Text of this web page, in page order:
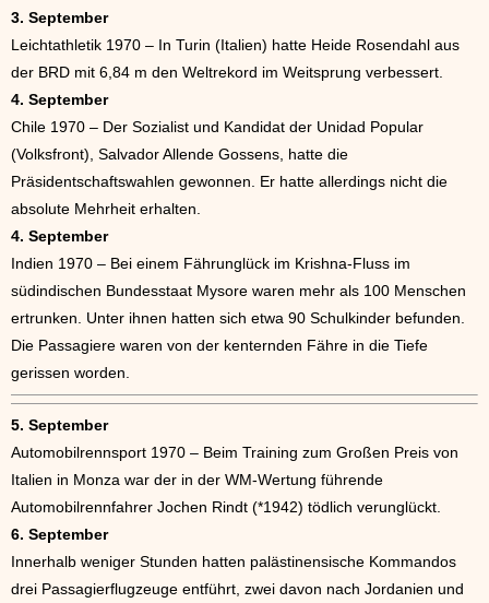
3. September
Leichtathletik 1970 – In Turin (Italien) hatte Heide Rosendahl aus
der BRD mit 6,84 m den Weltrekord im Weitsprung verbessert.
4. September
Chile 1970 – Der Sozialist und Kandidat der Unidad Popular
(Volksfront), Salvador Allende Gossens, hatte die
Präsidentschaftswahlen gewonnen. Er hatte allerdings nicht die
absolute Mehrheit erhalten.
4. September
Indien 1970 – Bei einem Fährunglück im Krishna-Fluss im
südindischen Bundesstaat Mysore waren mehr als 100 Menschen
ertrunken. Unter ihnen hatten sich etwa 90 Schulkinder befunden.
Die Passagiere waren von der kenternden Fähre in die Tiefe
gerissen worden.
5. September
Automobilrennsport 1970 – Beim Training zum Großen Preis von
Italien in Monza war der in der WM-Wertung führende
Automobilrennfahrer Jochen Rindt (*1942) tödlich verunglückt.
6. September
Innerhalb weniger Stunden hatten palästinensische Kommandos
drei Passagierflugzeuge entführt, zwei davon nach Jordanien und